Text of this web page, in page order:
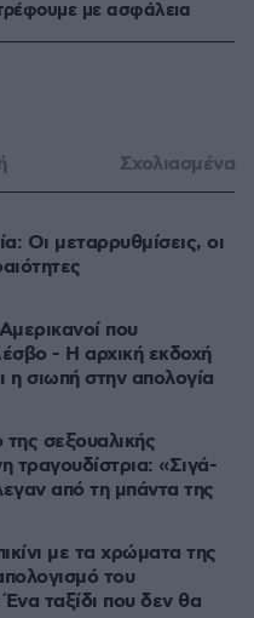
με ασφάλεια
Σχολιασμένα
Οι μεταρρυθμίσεις, οι
που
- Η αρχική εκδοχή
η σιωπή στην απολογία
σεξουαλικής
τραγουδίστρια: «Σιγά-
από τη μπάντα της
με τα χρώματα της
του
ταξίδι που δεν θα